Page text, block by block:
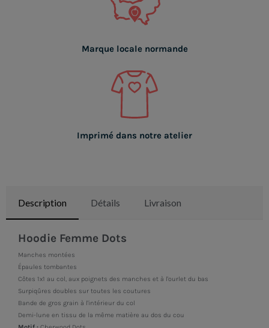
Marque locale normande
Imprimé dans notre atelier
Description Détails Livraison
Hoodie Femme Dots
Manches montées
Épaules tombantes
Côtes 1x1 au col, aux poignets des manches et à l'ourlet du bas
Surpiqûres doubles sur toutes les coutures
Bande de gros grain à l'intérieur du col
Demi-lune en tissu de la même matière au dos du cou